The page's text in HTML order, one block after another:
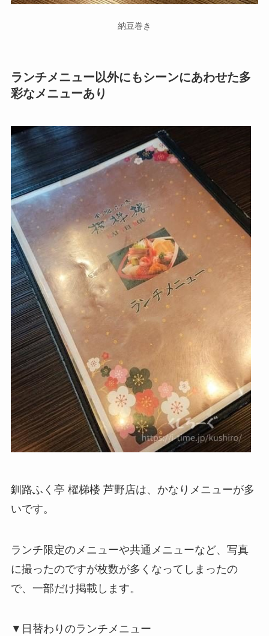
納豆巻き
ランチメニュー以外にもシーンにあわせた多
彩なメニューあり
釧路ふく亭 櫂梯楼 芦野店は、かなりメニューが多
いです。
ランチ限定のメニューや共通メニューなど、写真
に撮ったのですが枚数が多くなってしまったの
で、一部だけ掲載します。
▼日替わりのランチメニュー